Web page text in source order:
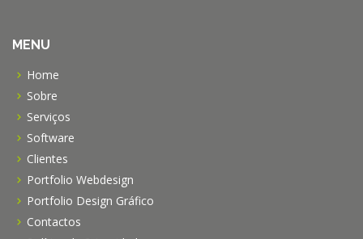
MENU
Home
Sobre
Serviços
Software
Clientes
Portfolio Webdesign
Portfolio Design Gráfico
Contactos